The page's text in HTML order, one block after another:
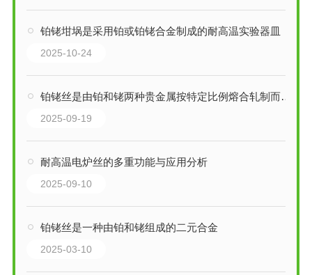
铂铑坩埚是采用铂或铂铑合金制成的耐高温实验器皿
2025-10-24
铂铑丝是由铂和铑两种贵金属按特定比例熔合轧制而成的合金丝材
2025-09-19
耐高温电炉丝的多重功能与应用分析
2025-09-10
铂铑丝是一种由铂和铑组成的二元合金
2025-03-10